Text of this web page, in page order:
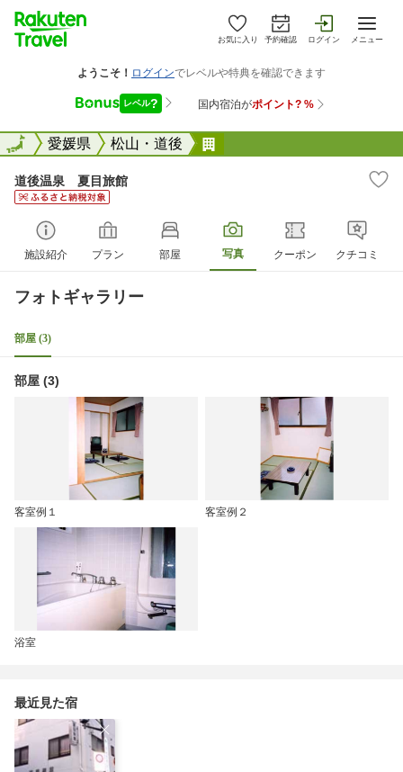
お気に入り 予約確認 ログイン メニュー
全国愛媛県 松山・道後
全国
道後温泉 夏目旅館
施設紹介 プラン 部屋 写真 クーポン クチコミ
フォトギャラリー
部屋 (3)
部屋 (3)
客室例１ 客室例２
浴室
最近見た宿